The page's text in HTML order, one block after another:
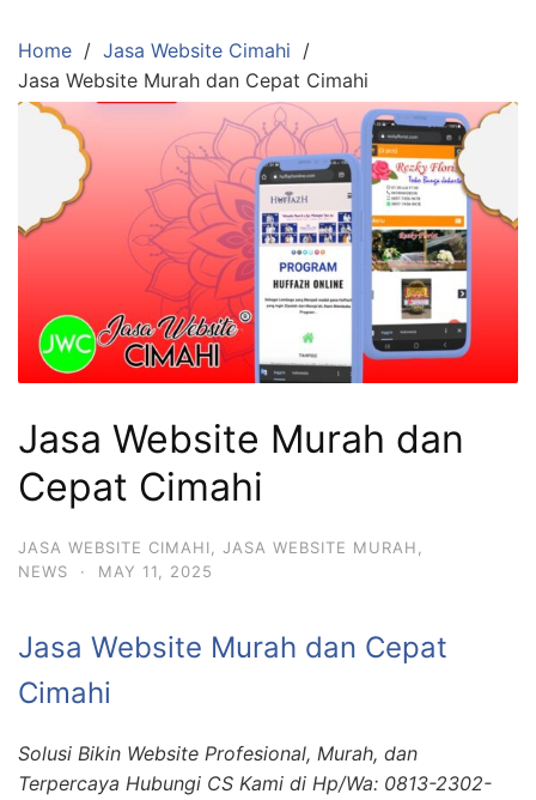
content
Home
Jasa Website Cimahi
Jasa Website Murah dan Cepat Cimahi
Jasa Website Murah dan
Cepat Cimahi
JASA WEBSITE CIMAHI JASA WEBSITE MURAH
NEWS
· MAY 11, 2025
Jasa Website Murah dan Cepat
Cimahi
Solusi Bikin Website Profesional, Murah, dan
Terpercaya Hubungi CS Kami di Hp/Wa: 0813-2302-